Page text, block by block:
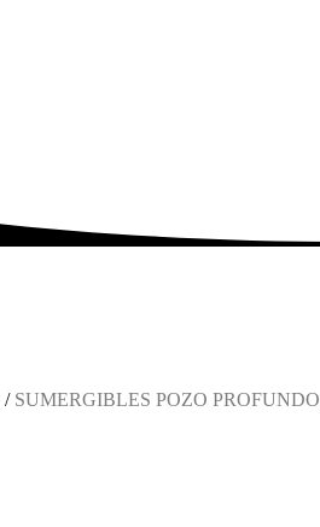
/ SUMERGIBLES POZO PROFUNDO